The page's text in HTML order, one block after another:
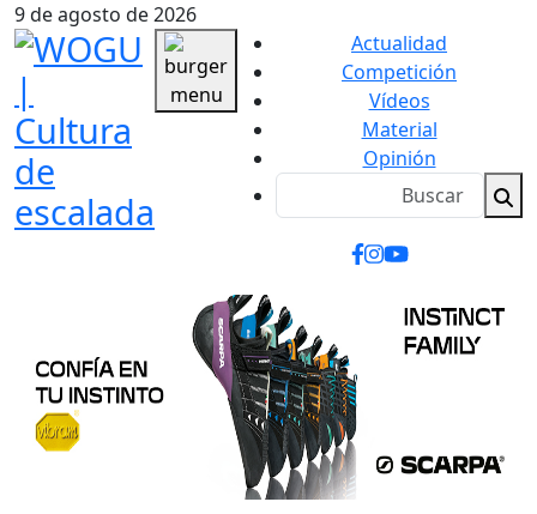
9 de agosto de 2026
Actualidad
Competición
Vídeos
Material
Opinión